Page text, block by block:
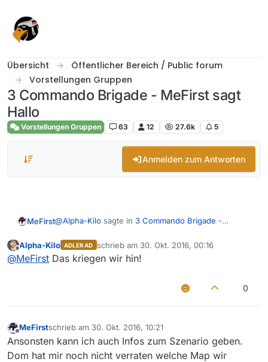
Übersicht
Öffentlicher Bereich / Public forum
Vorstellungen Gruppen
3 Commando Brigade - MeFirst sagt
Hallo
Vorstellungen Gruppen 63 12 27.6k 5
Anmelden zum Antworten
MeFirst@Alpha-Kilo sagte in 3 Commando Brigade -
Doch, ich bin da, aber ich habe gelernt, dass
ich bei dir lieber warte, ob es auch ernst
nicht erst um kurz vor 12 organisieren können. Wäre
also gut wenn wir bis Mitte kommender Woche da
eine Zusage oder Absage bekommen könnten.
Offline
Alpha-Kilo ADLER AD schrieb am 30. Okt. 2016, 00:16
zuletzt editiert von
@MeFirst Das kriegen wir hin!
0
Offline
MeFirstschrieb am 30. Okt. 2016, 10:21
zuletzt editiert von
Ansonsten kann ich auch Infos zum Szenario geben.
Dom hat mir noch nicht verraten welche Map wir